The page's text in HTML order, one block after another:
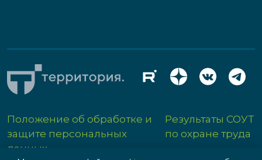
Положение об обработке и
защите персональных
данных
Результаты СОУТ
по охране труда